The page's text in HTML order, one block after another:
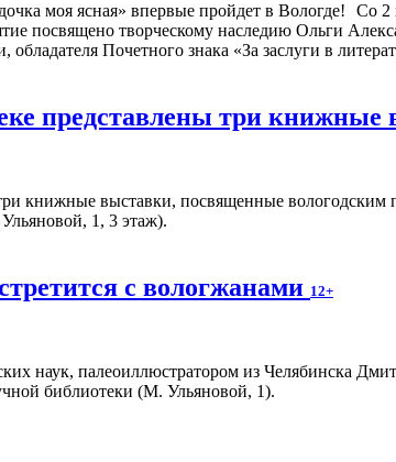
Со 2
посвящено творческому наследию Ольги
Почетного знака «За заслуги в
представлены три
1, 3 этаж).
с вологжанами 12+
наук, палеоиллюстратором из Челябинска
библиотеки (М. Ульяновой, 1).